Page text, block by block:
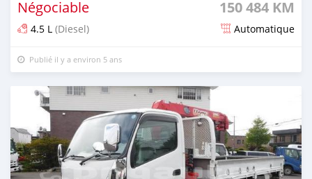
Négociable 150 484 KM
4.5 L (Diesel) Automatique
Publié il y a environ 5 ans